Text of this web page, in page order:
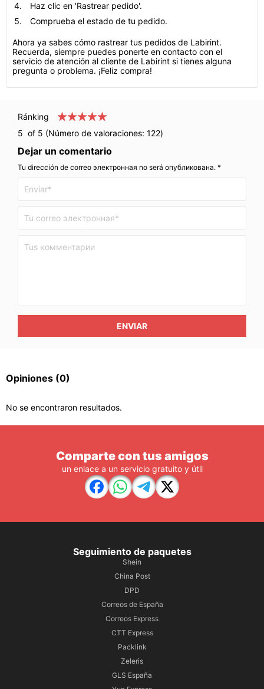
Haz clic en 'Rastrear pedido'.
Comprueba el estado de tu pedido.
Ahora ya sabes cómo rastrear tus pedidos de Labirint.
Recuerda, siempre puedes ponerte en contacto con el
servicio de atención al cliente de Labirint si tienes alguna
pregunta o problema. ¡Feliz compra!
Ránking
5 of 5 (Número de valoraciones: 122)
Dejar un comentario
Tu dirección de correo электронная no será опубликована. *
ENVIAR
Opiniones (0)
No se encontraron resultados.
Comparte con tus amigos
un enlace a un servicio gratuito y útil
Seguimiento de paquetes
Shein
China Post
DPD
Correos de España
Correos Express
CTT Express
Packlink
Zeleris
GLS España